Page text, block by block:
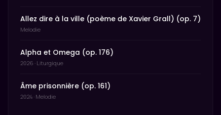
Allez dire à la ville (poème de Xavier Grall) (op. 7)
Melodie
Alpha et Omega (op. 176)
2026 · Liturgique
Âme prisonnière (op. 161)
2024 · Melodie